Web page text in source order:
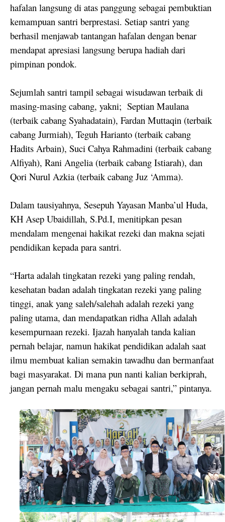
hafalan langsung di atas panggung sebagai pembuktian
kemampuan santri berprestasi. Setiap santri yang
berhasil menjawab tantangan hafalan dengan benar
mendapat apresiasi langsung berupa hadiah dari
pimpinan pondok.
Sejumlah santri tampil sebagai wisudawan terbaik di
masing-masing cabang, yakni; Septian Maulana
(terbaik cabang Syahadatain), Fardan Muttaqin (terbaik
cabang Jurmiah), Teguh Harianto (terbaik cabang
Hadits Arbain), Suci Cahya Rahmadini (terbaik cabang
Alfiyah), Rani Angelia (terbaik cabang Istiarah), dan
Qori Nurul Azkia (terbaik cabang Juz ‘Amma).
Dalam tausiyahnya, Sesepuh Yayasan Manba’ul Huda,
KH Asep Ubaidillah, S.Pd.I, menitipkan pesan
mendalam mengenai hakikat rezeki dan makna sejati
pendidikan kepada para santri.
“Harta adalah tingkatan rezeki yang paling rendah,
kesehatan badan adalah tingkatan rezeki yang paling
tinggi, anak yang saleh/salehah adalah rezeki yang
paling utama, dan mendapatkan ridha Allah adalah
kesempurnaan rezeki. Ijazah hanyalah tanda kalian
pernah belajar, namun hakikat pendidikan adalah saat
ilmu membuat kalian semakin tawadhu dan bermanfaat
bagi masyarakat. Di mana pun nanti kalian berkiprah,
jangan pernah malu mengaku sebagai santri,” pintanya.